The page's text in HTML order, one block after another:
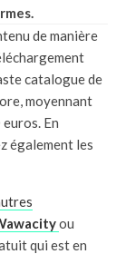
de manière
catalogue de
moyennant
En
également les
ou
qui est en